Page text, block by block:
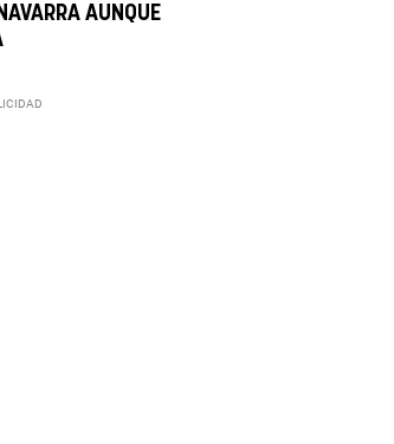
AUNQUE